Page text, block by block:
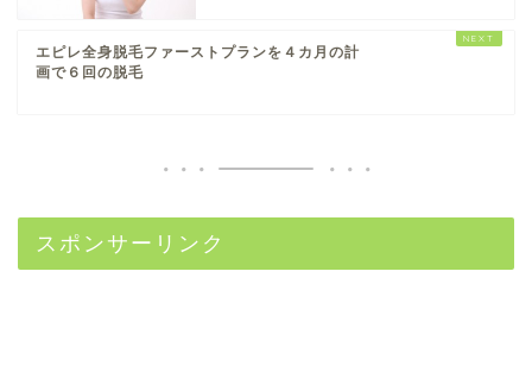
エピレ全身脱毛ファーストプランを４カ月の計
画で６回の脱毛
スポンサーリンク